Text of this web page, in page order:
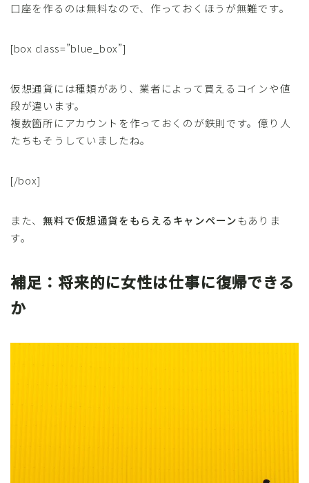
口座を作るのは無料なので、作っておくほうが無難です。
[box class=”blue_box”]
仮想通貨には種類があり、業者によって買えるコインや値
段が違います。
複数箇所にアカウントを作っておくのが鉄則です。億り人
たちもそうしていましたね。
[/box]
また、無料で仮想通貨をもらえるキャンペーンもありま
す。
補足：将来的に女性は仕事に復帰できる
か